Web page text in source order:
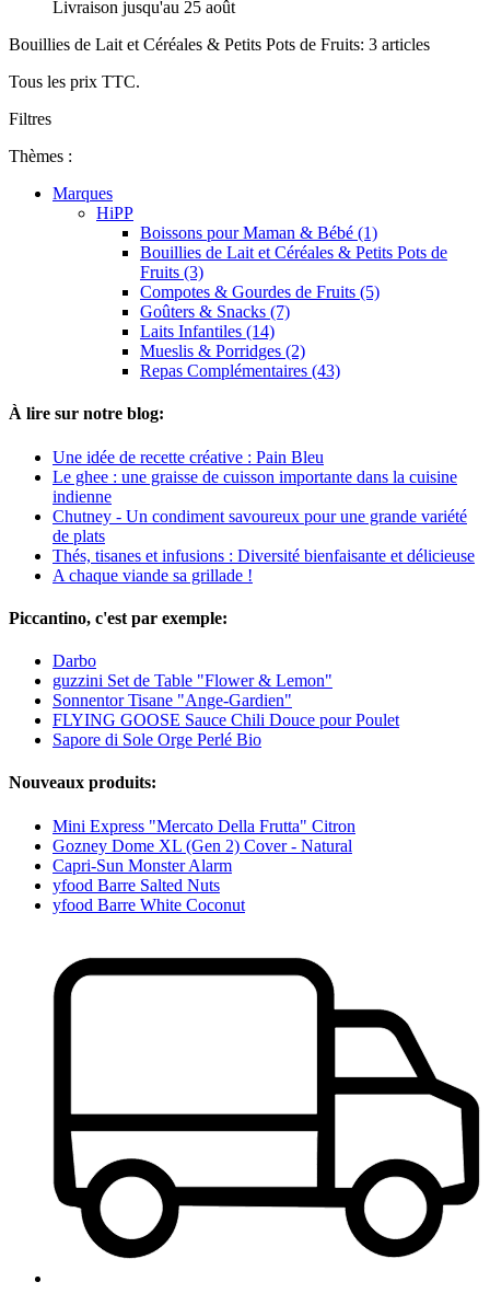
Livraison jusqu'au 25 août
Bouillies de Lait et Céréales & Petits Pots de Fruits: 3 articles
Tous les prix TTC.
Filtres
Thèmes :
Marques
HiPP
Boissons pour Maman & Bébé (1)
Bouillies de Lait et Céréales & Petits Pots de
Fruits (3)
Compotes & Gourdes de Fruits (5)
Goûters & Snacks (7)
Laits Infantiles (14)
Mueslis & Porridges (2)
Repas Complémentaires (43)
À lire sur notre blog:
Une idée de recette créative : Pain Bleu
Le ghee : une graisse de cuisson importante dans la cuisine
indienne
Chutney - Un condiment savoureux pour une grande variété
de plats
Thés, tisanes et infusions : Diversité bienfaisante et délicieuse
A chaque viande sa grillade !
Piccantino, c'est par exemple:
Darbo
guzzini Set de Table "Flower & Lemon"
Sonnentor Tisane "Ange-Gardien"
FLYING GOOSE Sauce Chili Douce pour Poulet
Sapore di Sole Orge Perlé Bio
Nouveaux produits:
Mini Express "Mercato Della Frutta" Citron
Gozney Dome XL (Gen 2) Cover - Natural
Capri-Sun Monster Alarm
yfood Barre Salted Nuts
yfood Barre White Coconut